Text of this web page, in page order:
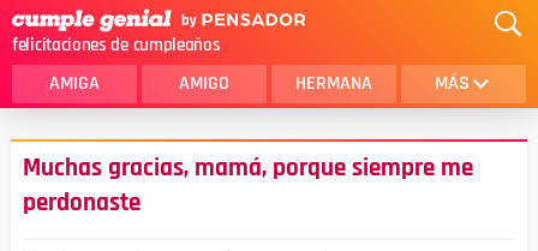
felicitaciones de cumpleaños
AMIGA AMIGO HERMANA MÁS
MAMA
AMOR
CRISTIANOS
Muchas gracias, mamá, porque siempre me
perdonaste